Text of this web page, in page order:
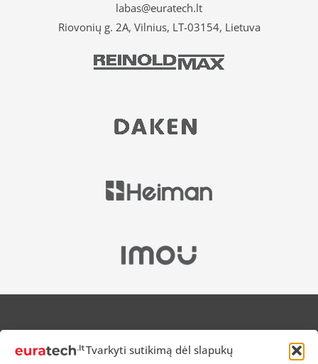
Tvarkyti sutikimą dėl slapukų
labas@euratech.lt
Riovonių g. 2A, Vilnius, LT-03154, Lietuva
APIE MUS
NUOLAIDOS HEROJAMS